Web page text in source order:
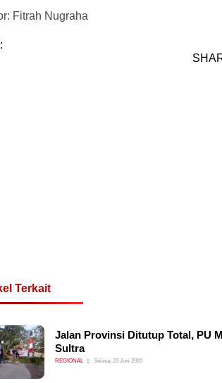
Fitrah Nugraha
Terkait
Jalan Provinsi Ditutup Total, PU
Sultra
REGIONAL Selasa, 23 Juni 2020